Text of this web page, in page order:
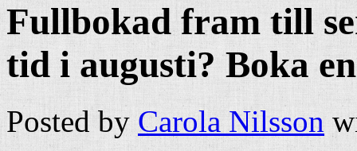
Fullbokad fram till
tid i augusti? Boka
Posted by Carola Nilsson